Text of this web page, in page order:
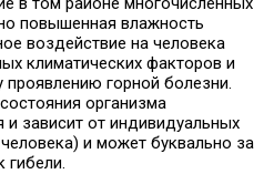
повышенная влажность
воздействие на человека
климатических факторов и
проявлению горной болезни.
организма
и зависит от индивидуальных
и может буквально за
гибели.